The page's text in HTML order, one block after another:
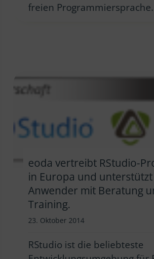
freien Programmiersprache.
eoda vertreibt RStudio-
in Europa und unterstützt
Anwender mit Beratung
Training.
23. Oktober 2014
RStudio ist die beliebteste